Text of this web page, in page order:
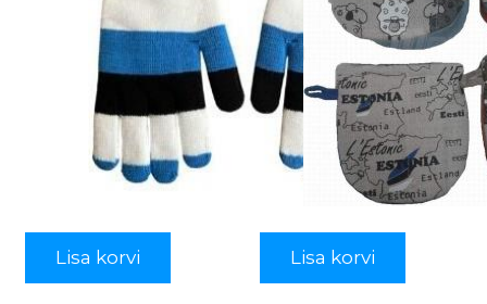
Lisa korvi Lisa korvi